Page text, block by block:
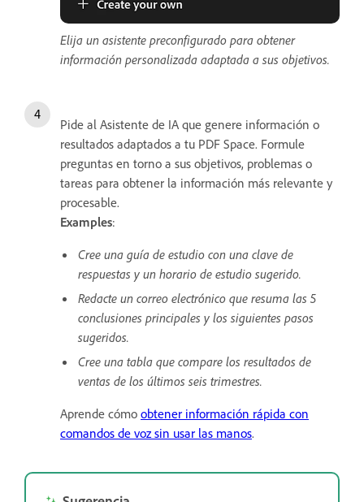
Elija un asistente preconfigurado para obtener
información personalizada adaptada a sus objetivos.
Pide al Asistente de IA que genere información o
resultados adaptados a tu PDF Space. Formule
preguntas en torno a sus objetivos, problemas o
tareas para obtener la información más relevante y
procesable.
Examples:
Cree una guía de estudio con una clave de
respuestas y un horario de estudio sugerido.
Redacte un correo electrónico que resuma las 5
conclusiones principales y los siguientes pasos
sugeridos.
Cree una tabla que compare los resultados de
ventas de los últimos seis trimestres.
Aprende cómo obtener información rápida con
comandos de voz sin usar las manos.